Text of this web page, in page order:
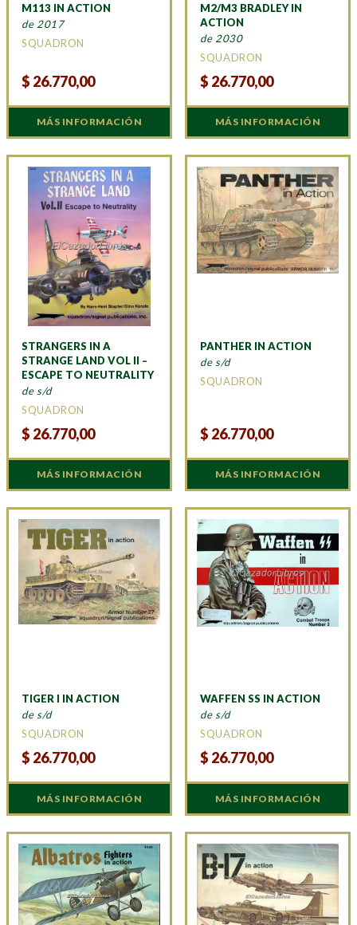
M113 IN ACTION
de 2017
SQUADRON
$ 26.770,00
MÁS INFORMACIÓN
M2/M3 BRADLEY IN
ACTION
de 2030
SQUADRON
$ 26.770,00
MÁS INFORMACIÓN
STRANGERS IN A
STRANGE LAND VOL II –
ESCAPE TO NEUTRALITY
de s/d
SQUADRON
$ 26.770,00
MÁS INFORMACIÓN
PANTHER IN ACTION
de s/d
SQUADRON
$ 26.770,00
MÁS INFORMACIÓN
TIGER I IN ACTION
de s/d
SQUADRON
$ 26.770,00
MÁS INFORMACIÓN
WAFFEN SS IN ACTION
de s/d
SQUADRON
$ 26.770,00
MÁS INFORMACIÓN